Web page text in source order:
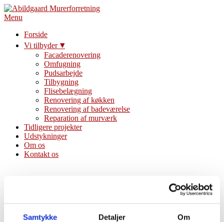
Samtykke Detaljer Om
Menu
Forside
Vi tilbyder
Facaderenovering
Omfugning
Pudsarbejde
Tilbygning
Flisebelægning
Renovering af køkken
Renovering af badeværelse
Reparation af murværk
Tidligere projekter
Udstykninger
Om os
Kontakt os
Abildgaard Murerforretning støtter op omkring lokale projekter.